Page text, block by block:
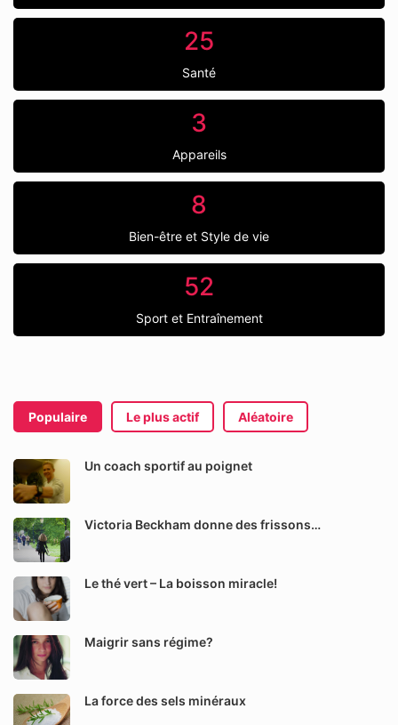
25
Santé
3
Appareils
8
Bien-être et Style de vie
52
Sport et Entraînement
Populaire Le plus actif Aléatoire
Un coach sportif au poignet
Victoria Beckham donne des frissons…
Le thé vert – La boisson miracle!
Maigrir sans régime?
La force des sels minéraux